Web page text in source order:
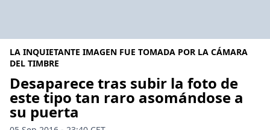
LA INQUIETANTE IMAGEN FUE TOMADA POR LA CÁMARA
DEL TIMBRE
Desaparece tras subir la foto de
este tipo tan raro asomándose a
su puerta